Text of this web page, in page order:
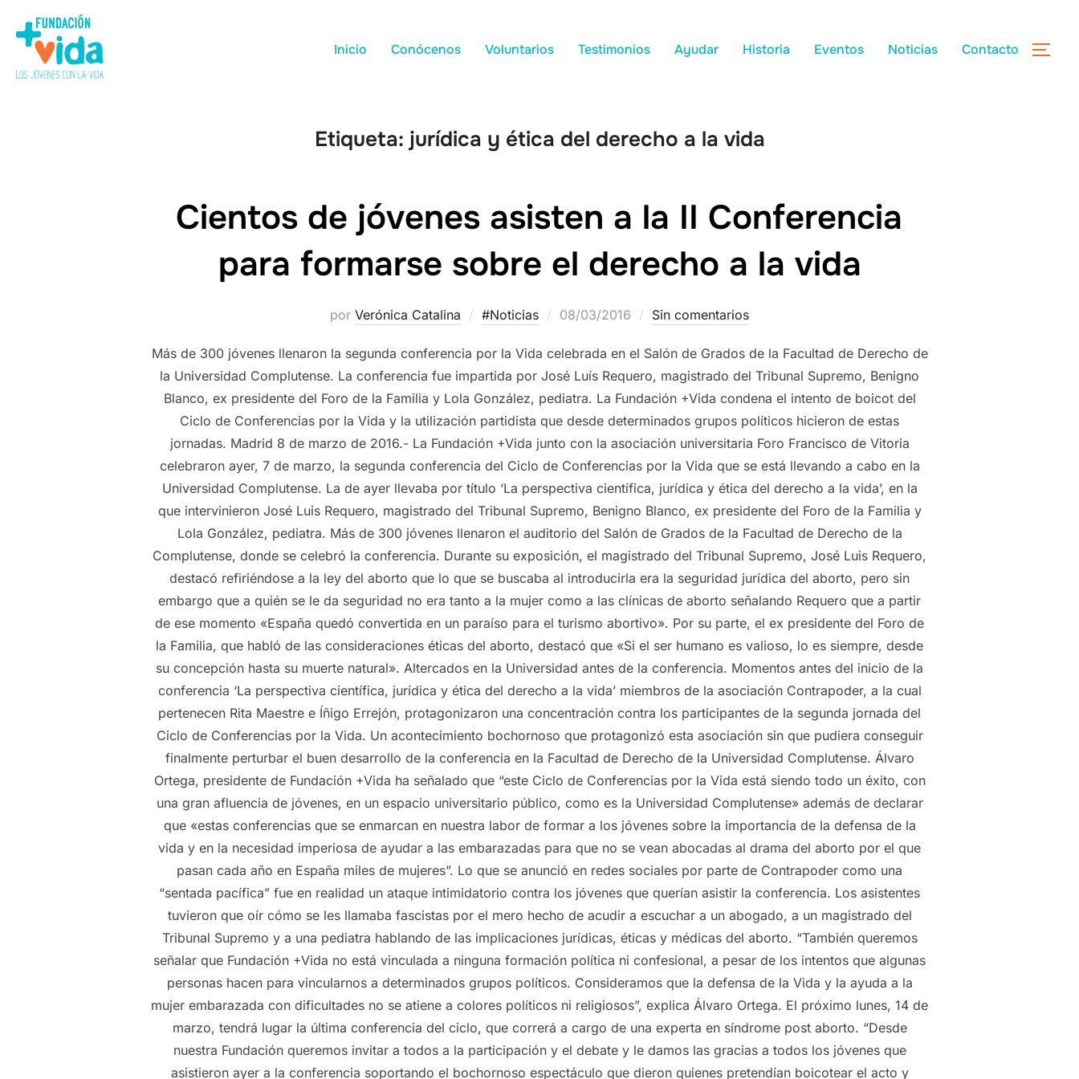
Inicio Conócenos Voluntarios Testimonios Ayudar Historia Eventos Noticias Contacto
Etiqueta: jurídica y ética del derecho a la vida
Cientos de jóvenes asisten a la II Conferencia
para formarse sobre el derecho a la vida
por Verónica Catalina #Noticias 08/03/2016 Sin comentarios
Más de 300 jóvenes llenaron la segunda conferencia por la Vida celebrada en el Salón de Grados de la Facultad de Derecho de
la Universidad Complutense. La conferencia fue impartida por José Luís Requero, magistrado del Tribunal Supremo, Benigno
Blanco, ex presidente del Foro de la Familia y Lola González, pediatra. La Fundación +Vida condena el intento de boicot del
Ciclo de Conferencias por la Vida y la utilización partidista que desde determinados grupos políticos hicieron de estas
jornadas. Madrid 8 de marzo de 2016.- La Fundación +Vida junto con la asociación universitaria Foro Francisco de Vitoria
celebraron ayer, 7 de marzo, la segunda conferencia del Ciclo de Conferencias por la Vida que se está llevando a cabo en la
Universidad Complutense. La de ayer llevaba por título ‘La perspectiva científica, jurídica y ética del derecho a la vida’, en la
que intervinieron José Luis Requero, magistrado del Tribunal Supremo, Benigno Blanco, ex presidente del Foro de la Familia y
Lola González, pediatra. Más de 300 jóvenes llenaron el auditorio del Salón de Grados de la Facultad de Derecho de la
Complutense, donde se celebró la conferencia. Durante su exposición, el magistrado del Tribunal Supremo, José Luis Requero,
destacó refiriéndose a la ley del aborto que lo que se buscaba al introducirla era la seguridad jurídica del aborto, pero sin
embargo que a quién se le da seguridad no era tanto a la mujer como a las clínicas de aborto señalando Requero que a partir
de ese momento «España quedó convertida en un paraíso para el turismo abortivo». Por su parte, el ex presidente del Foro de
la Familia, que habló de las consideraciones éticas del aborto, destacó que «Si el ser humano es valioso, lo es siempre, desde
su concepción hasta su muerte natural». Altercados en la Universidad antes de la conferencia. Momentos antes del inicio de la
conferencia ‘La perspectiva científica, jurídica y ética del derecho a la vida’ miembros de la asociación Contrapoder, a la cual
pertenecen Rita Maestre e Íñigo Errejón, protagonizaron una concentración contra los participantes de la segunda jornada del
Ciclo de Conferencias por la Vida. Un acontecimiento bochornoso que protagonizó esta asociación sin que pudiera conseguir
finalmente perturbar el buen desarrollo de la conferencia en la Facultad de Derecho de la Universidad Complutense. Álvaro
Ortega, presidente de Fundación +Vida ha señalado que “este Ciclo de Conferencias por la Vida está siendo todo un éxito, con
una gran afluencia de jóvenes, en un espacio universitario público, como es la Universidad Complutense» además de declarar
que «estas conferencias que se enmarcan en nuestra labor de formar a los jóvenes sobre la importancia de la defensa de la
vida y en la necesidad imperiosa de ayudar a las embarazadas para que no se vean abocadas al drama del aborto por el que
pasan cada año en España miles de mujeres”. Lo que se anunció en redes sociales por parte de Contrapoder como una
“sentada pacífica” fue en realidad un ataque intimidatorio contra los jóvenes que querían asistir la conferencia. Los asistentes
tuvieron que oír cómo se les llamaba fascistas por el mero hecho de acudir a escuchar a un abogado, a un magistrado del
Tribunal Supremo y a una pediatra hablando de las implicaciones jurídicas, éticas y médicas del aborto. “También queremos
señalar que Fundación +Vida no está vinculada a ninguna formación política ni confesional, a pesar de los intentos que algunas
personas hacen para vincularnos a determinados grupos políticos. Consideramos que la defensa de la Vida y la ayuda a la
mujer embarazada con dificultades no se atiene a colores políticos ni religiosos”, explica Álvaro Ortega. El próximo lunes, 14 de
marzo, tendrá lugar la última conferencia del ciclo, que correrá a cargo de una experta en síndrome post aborto. “Desde
nuestra Fundación queremos invitar a todos a la participación y el debate y le damos las gracias a todos los jóvenes que
asistieron ayer a la conferencia soportando el bochornoso espectáculo que dieron quienes pretendían boicotear el acto y